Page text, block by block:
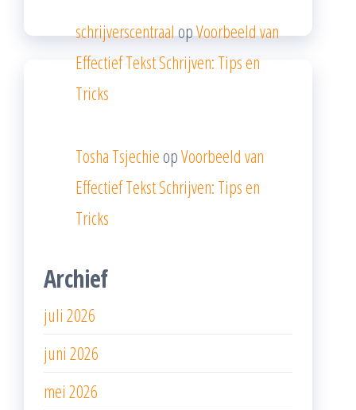
schrijverscentraalopVoorbeeld van
Effectief Tekst Schrijven: Tips en
Tricks
Tosha Tsjechie opVoorbeeld van
Effectief Tekst Schrijven: Tips en
Tricks
Archief
juli 2026
juni 2026
mei 2026